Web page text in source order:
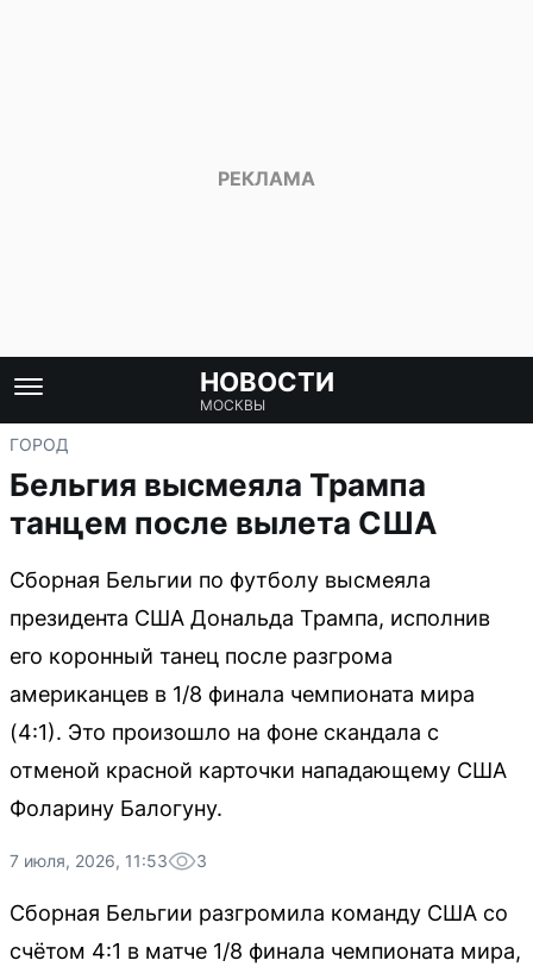
НОВОСТИ
МОСКВЫ
ГОРОД
Бельгия высмеяла Трампа
танцем после вылета США
Сборная Бельгии по футболу высмеяла
президента США Дональда Трампа, исполнив
его коронный танец после разгрома
американцев в 1/8 финала чемпионата мира
(4:1). Это произошло на фоне скандала с
отменой красной карточки нападающему США
Фоларину Балогуну.
7 июля, 2026, 11:53 3
Сборная Бельгии разгромила команду США со
счётом 4:1 в матче 1/8 финала чемпионата мира,